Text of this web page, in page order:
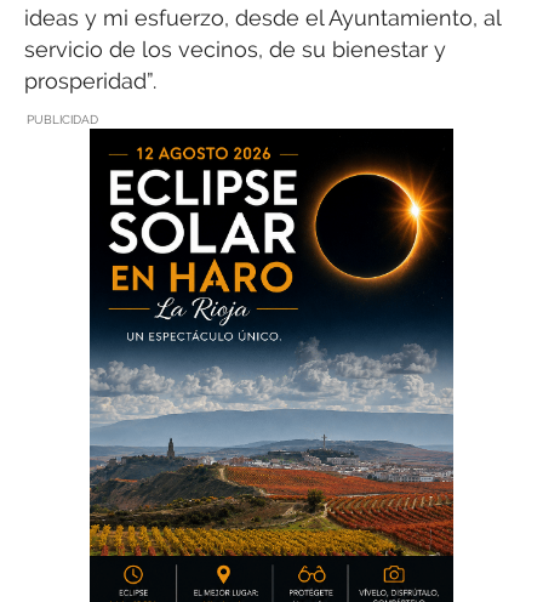
ideas y mi esfuerzo, desde el Ayuntamiento, al
servicio de los vecinos, de su bienestar y
prosperidad”.
PUBLICIDAD